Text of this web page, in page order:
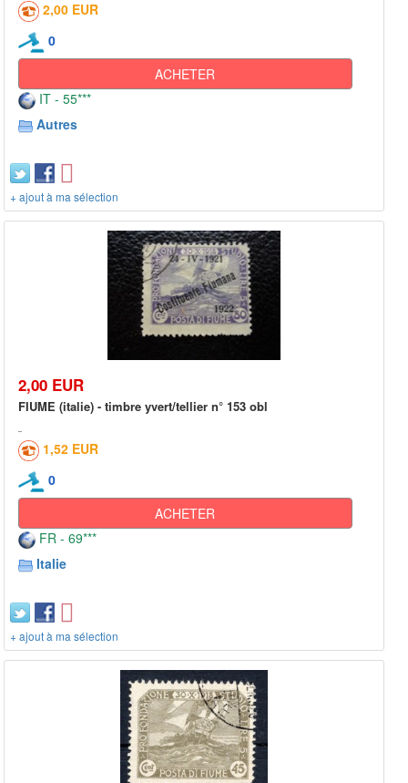
2,00 EUR
0
ACHETER
IT - 55***
Autres
+ ajout à ma sélection
2,00 EUR
FIUME (italie) - timbre yvert/tellier n° 153 obl
1,52 EUR
0
ACHETER
FR - 69***
Italie
+ ajout à ma sélection